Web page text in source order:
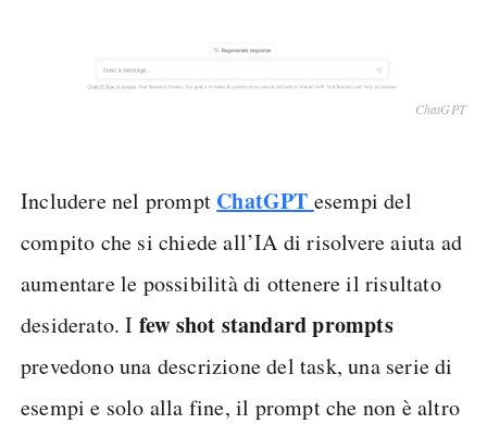
ChatGPT
Includere nel prompt ChatGPT esempi del
compito che si chiede all’IA di risolvere aiuta ad
aumentare le possibilità di ottenere il risultato
desiderato. I few shot standard prompts
prevedono una descrizione del task, una serie di
esempi e solo alla fine, il prompt che non è altro